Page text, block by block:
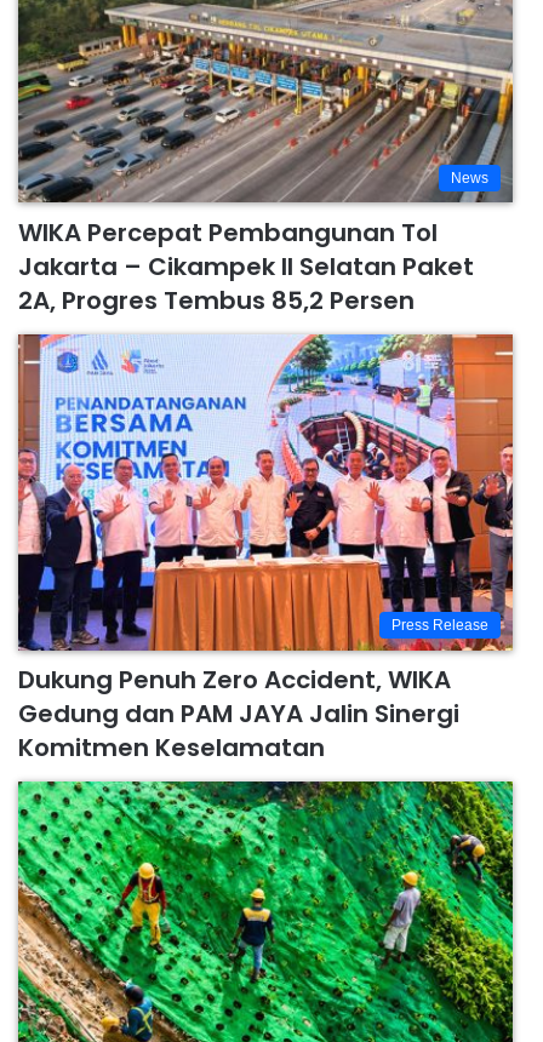
News
WIKA Percepat Pembangunan Tol
Jakarta – Cikampek II Selatan Paket
2A, Progres Tembus 85,2 Persen
Press Release
Dukung Penuh Zero Accident, WIKA
Gedung dan PAM JAYA Jalin Sinergi
Komitmen Keselamatan